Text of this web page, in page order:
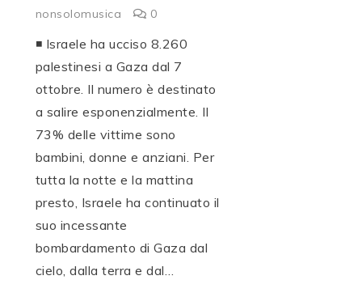
nonsolomusica
0
◾️ Israele ha ucciso 8.260
palestinesi a Gaza dal 7
ottobre. Il numero è destinato
a salire esponenzialmente. Il
73% delle vittime sono
bambini, donne e anziani. Per
tutta la notte e la mattina
presto, Israele ha continuato il
suo incessante
bombardamento di Gaza dal
cielo, dalla terra e dal…